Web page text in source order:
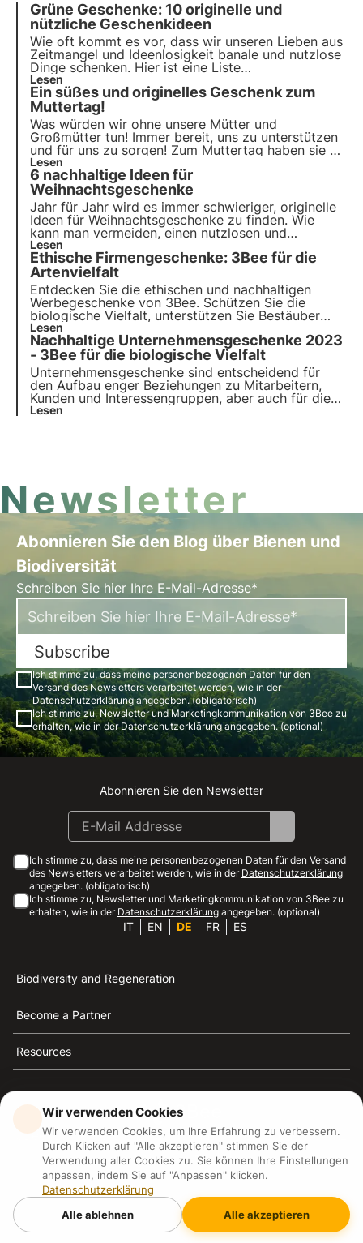
Grüne Geschenke: 10 originelle und
nützliche Geschenkideen
Wie oft kommt es vor, dass wir unseren Lieben aus
Zeitmangel und Ideenlosigkeit banale und nutzlose
Dinge schenken. Hier ist eine Liste
umweltfreundlicher Geschenke mit 10 originellen
Geschenkideen, die für jeden geeignet sind!
Machen Sie besondere, nützliche und nicht triviale
Geschenke.
Lesen
Ein süßes und originelles Geschenk zum
Muttertag!
Was würden wir ohne unsere Mütter und
Großmütter tun! Immer bereit, uns zu unterstützen
und für uns zu sorgen! Zum Muttertag haben sie es
verdient, ein einzigartiges und originelles Geschenk
zu erhalten, genau wie sie. Ein Bienenstock von
3Bee ist das perfekte Geschenk, eine süße und
nachhaltige Überraschung! ????
Lesen
6 nachhaltige Ideen für
Weihnachtsgeschenke
Jahr für Jahr wird es immer schwieriger, originelle
Ideen für Weihnachtsgeschenke zu finden. Wie
kann man vermeiden, einen nutzlosen und
unpersönlichen Gegenstand zu verschenken? 3Bee
bietet Ihnen die Lösung mit seinen Projekten, die
dem Schutz der biologischen Vielfalt gewidmet
sind: transparent, sensibilisierend und
unvergesslich.
Lesen
Ethische Firmengeschenke: 3Bee für die
Artenvielfalt
Entdecken Sie die ethischen und nachhaltigen
Werbegeschenke von 3Bee. Schützen Sie die
biologische Vielfalt, unterstützen Sie Bestäuber
und reduzieren Sie CO2-Emissionen. Verschenken
Sie technologische Bienenstöcke, Nektarbäume
und Polly House für einen grünen Fußabdruck und
sozial verantwortliches Branding.
Lesen
Nachhaltige Unternehmensgeschenke 2023
- 3Bee für die biologische Vielfalt
Unternehmensgeschenke sind entscheidend für
den Aufbau enger Beziehungen zu Mitarbeitern,
Kunden und Interessengruppen, aber auch für die
Vermittlung von Unternehmenswerten. Dabei spielt
Lesen
Newsletter
Abonnieren Sie den Blog über Bienen und
Biodiversität
Schreiben Sie hier Ihre E-Mail-Adresse*
Subscribe
Ich stimme zu, dass meine personenbezogenen Daten für den
Versand des Newsletters verarbeitet werden, wie in der
Datenschutzerklärungangegeben. (obligatorisch)
Ich stimme zu, Newsletter und Marketingkommunikation von 3Bee zu
erhalten, wie in derDatenschutzerklärungangegeben. (optional)
Instagram
Facebook
Linkedin
Youtube
Abonnieren Sie den Newsletter
Ich stimme zu, dass meine personenbezogenen Daten für den Versand
des Newsletters verarbeitet werden, wie in der Datenschutzerklärung
angegeben. (obligatorisch)
Ich stimme zu, Newsletter und Marketingkommunikation von 3Bee zu
erhalten, wie in der Datenschutzerklärung angegeben. (optional)
IT EN DE FR ES
Biodiversity and Regeneration
Become a Partner
Resources
3Bee ist die Referenz für Nachhaltigkeit, Bienenschutz
und Biodiversität
3Bee S.R.L Via Pastrengo 14, 20159, Milano (MI)
P.IVA: IT09711590969
3Bee GmbHSede legale: Oranienburger Straße 23, 10178
BerlinHR number: 256594
Wir verwenden Cookies
Wir verwenden Cookies, um Ihre Erfahrung zu verbessern.
Durch Klicken auf "Alle akzeptieren" stimmen Sie der
Verwendung aller Cookies zu. Sie können Ihre Einstellungen
anpassen, indem Sie auf "Anpassen" klicken.
Datenschutzerklärung
Alle ablehnen Alle akzeptieren